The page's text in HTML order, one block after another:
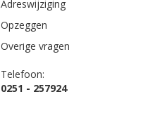
Adreswijziging
Opzeggen
Overige vragen
Telefoon:
0251 - 257924